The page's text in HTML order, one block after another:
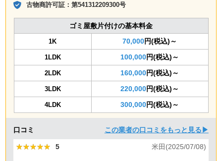
古物商許可証：第541312209300号
ゴミ屋敷片付けの基本料金
1K 70,000円(税込)～
1LDK 100,000円(税込)～
2LDK 160,000円(税込)～
3LDK 220,000円(税込)～
4LDK 300,000円(税込)～
口コミ この業者の口コミをもっと見る▶
★★★★★
★★★★★ 5 米田(2025/07/08)